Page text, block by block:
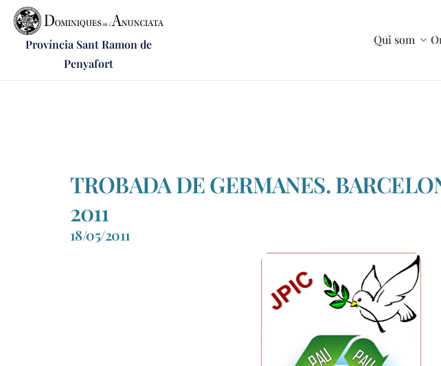
Província Sant Ramon de
Penyafort
Qui som
TROBADA DE GERMANES.
2011
18/05/2011